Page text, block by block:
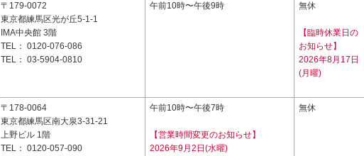
〒179-0072
東京都練馬区光が丘5-1-1
IMA中央館 3階
TEL： 0120-076-086
TEL： 03-5904-0810
午前10時〜午後9時 無休
【臨時休業日の
お知らせ】
2026年8月17日
(月曜)
〒178-0064
東京都練馬区南大泉3-31-21
上野ビル 1階
TEL： 0120-057-090
午前10時〜午後7時
【営業時間変更のお知らせ】
2026年9月2日(水曜)
無休